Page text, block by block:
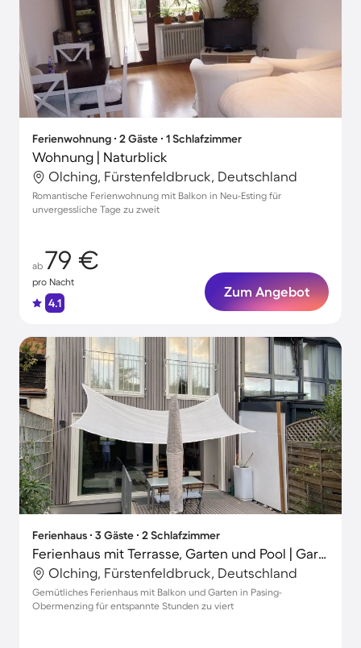
Ferienwohnung ∙ 2 Gäste ∙ 1 Schlafzimmer
Wohnung | Naturblick
Olching, Fürstenfeldbruck, Deutschland
Romantische Ferienwohnung mit Balkon in Neu-Esting für
unvergessliche Tage zu zweit
ab 79 €
pro Nacht
4.1
Zum Angebot
Ferienhaus ∙ 3 Gäste ∙ 2 Schlafzimmer
Ferienhaus mit Terrasse, Garten und Pool | Gartenblick
Olching, Fürstenfeldbruck, Deutschland
Gemütliches Ferienhaus mit Balkon und Garten in Pasing-
Obermenzing für entspannte Stunden zu viert